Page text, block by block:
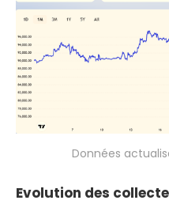
Données
Evolution des